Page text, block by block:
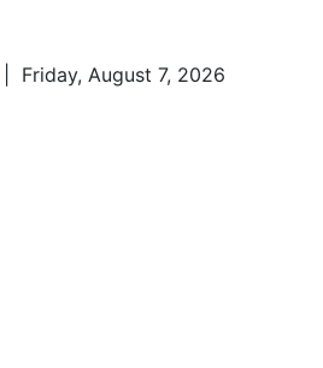
| Friday, August 7, 2026